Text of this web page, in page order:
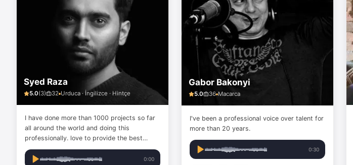
Syed Raza
5.0(3) 32 Urduca · İngilizce · Hintçe
I have done more than 1000 projects so far
all around the world and doing this
professionally. love to provide the best
customer service with a top-quality
voiceover.
0:00
Gabor Bakonyi
5.0 36 Macarca
I've been a professional voice over talent for
more than 20 years.
0:30